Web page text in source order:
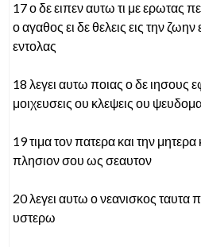
17 ο δε ειπεν αυτω τι με ερωτας
ο αγαθος ει δε θελεις εις την ζωην
εντολας
18 λεγει αυτω ποιας ο δε ιησους
μοιχευσεις ου κλεψεις ου
19 τιμα τον πατερα και την
πλησιον σου ως σεαυτον
20 λεγει αυτω ο νεανισκος ταυτα
υστερω